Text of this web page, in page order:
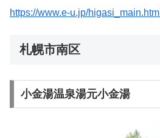
https://www.e-u.jp/higasi_main.html
札幌市南区
小金湯温泉湯元小金湯